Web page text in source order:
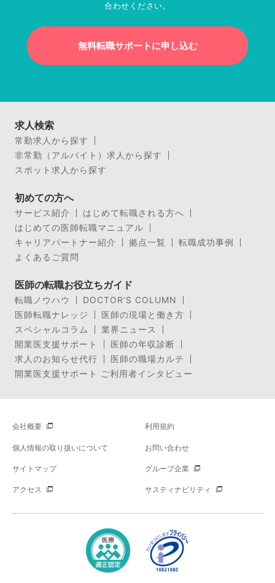
合わせください。
無料転職サポートに申し込む
求人検索
常勤求人から探す
非常勤（アルバイト）求人から探す
スポット求人から探す
初めての方へ
サービス紹介
はじめて転職される方へ
はじめての医師転職マニュアル
キャリアパートナー紹介
拠点一覧
転職成功事例
よくあるご質問
医師の転職お役立ちガイド
転職ノウハウ
DOCTOR’S COLUMN
医師転職ナレッジ
医師の現場と働き方
スペシャルコラム
業界ニュース
開業医支援サポート
医師の年収診断
求人のお知らせ代行
医師の職場カルテ
開業医支援サポート ご利用者インタビュー
会社概要 利用規約
個人情報の取り扱いについて お問い合わせ
サイトマップ グループ企業
アクセス サスティナビリティ